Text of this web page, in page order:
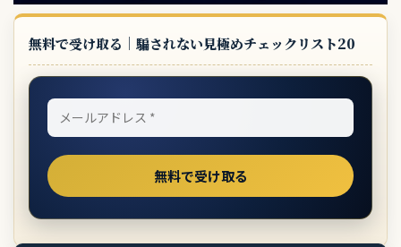
無料で受け取る｜騙されない見極めチェックリスト20